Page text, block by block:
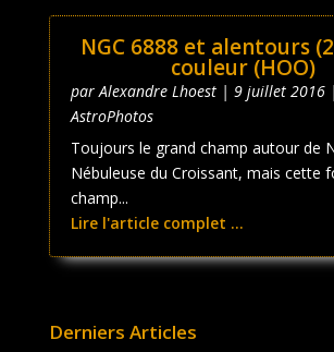
NGC 6888 et alentours
couleur (HOO)
parAlexandre Lhoest| 9 juillet 2016|
AstroPhotos
Toujours le grand champ autour de
Nébuleuse du Croissant, mais cette
champ...
Lire l'article complet ...
Derniers Articles